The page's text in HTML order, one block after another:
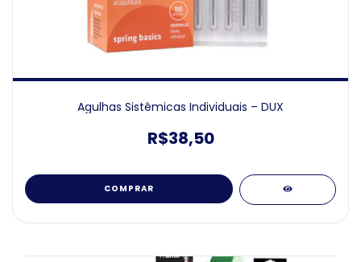
Agulhas Sistêmicas Individuais – DUX
R$38,50
COMPRAR